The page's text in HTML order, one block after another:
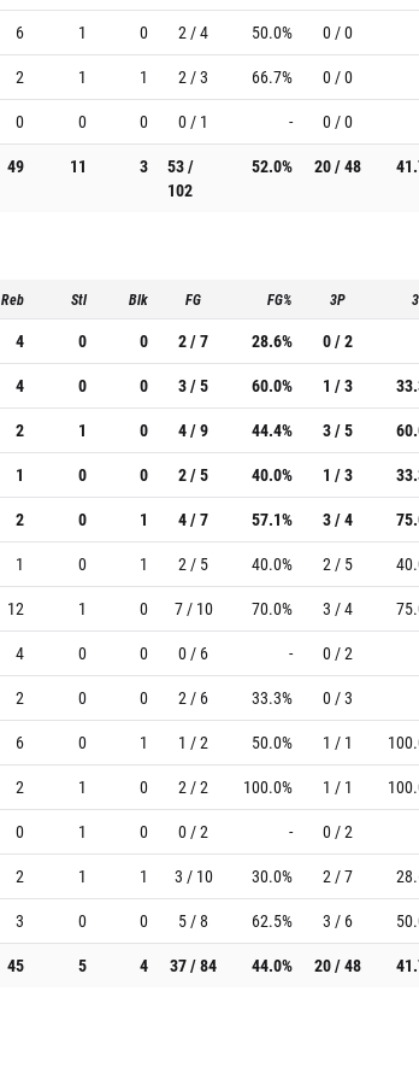
6 1 0 2 / 4 50.0%
0 / 0
2 1 1 2 / 3 66.7%
0 / 0
0 0 0 0 / 1 -
0 / 0
49 11 3
53 /
102
52.0% 20 / 48
Reb Stl Blk FG FG% 3P
4 0 0 2 / 7 28.6%
0 / 2
4 0 0 3 / 5 60.0% 1 / 3
2 1 0 4 / 9 44.4% 3 / 5
1 0 0 2 / 5 40.0% 1 / 3
2 0 1 4 / 7 57.1% 3 / 4
1 0 1 2 / 5 40.0% 2 / 5
12 1 0 7 / 10 70.0% 3 / 4
4 0 0 0 / 6 -
0 / 2
2 0 0 2 / 6 33.3%
0 / 3
6 0 1 1 / 2 50.0% 1 / 1
2 1 0 2 / 2 100.0% 1 / 1
0 1 0 0 / 2 -
0 / 2
2 1 1 3 / 10 30.0% 2 / 7
3 0 0 5 / 8 62.5% 3 / 6
45 5 4 37 / 84 44.0% 20 / 48